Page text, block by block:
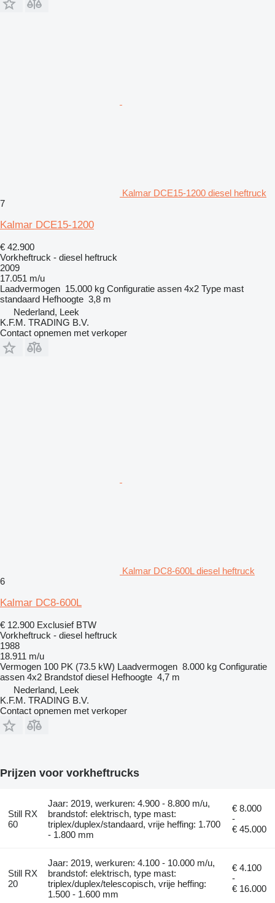
Kalmar DCE15-1200 diesel heftruck
7
Kalmar DCE15-1200
€ 42.900
Vorkheftruck - diesel heftruck
2009
17.051 m/u
Laadvermogen 15.000 kg Configuratie assen 4x2 Type mast
standaard Hefhoogte 3,8 m
Nederland, Leek
K.F.M. TRADING B.V.
Contact opnemen met verkoper
Kalmar DC8-600L diesel heftruck
6
Kalmar DC8-600L
€ 12.900 Exclusief BTW
Vorkheftruck - diesel heftruck
1988
18.911 m/u
Vermogen 100 PK (73.5 kW) Laadvermogen 8.000 kg Configuratie
assen 4x2 Brandstof diesel Hefhoogte 4,7 m
Nederland, Leek
K.F.M. TRADING B.V.
Contact opnemen met verkoper
Prijzen voor vorkheftrucks
Still RX
60
Jaar: 2019, werkuren: 4.900 - 8.800 m/u,
brandstof: elektrisch, type mast:
triplex/duplex/standaard, vrije heffing: 1.700
- 1.800 mm
€ 8.000
-
€ 45.000
Still RX
20
Jaar: 2019, werkuren: 4.100 - 10.000 m/u,
brandstof: elektrisch, type mast:
triplex/duplex/telescopisch, vrije heffing:
1.500 - 1.600 mm
€ 4.100
-
€ 16.000